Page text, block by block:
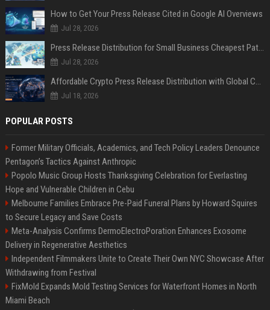
How to Get Your Press Release Cited in Google AI Overviews
Jul 28, 2026
Press Release Distribution for Small Business Cheapest Path to Real Coverage
Jul 28, 2026
Affordable Crypto Press Release Distribution with Global Coverage
Jul 18, 2026
POPULAR POSTS
Former Military Officials, Academics, and Tech Policy Leaders Denounce
Pentagon’s Tactics Against Anthropic
Popolo Music Group Hosts Thanksgiving Celebration for Everlasting
Hope and Vulnerable Children in Cebu
Melbourne Families Embrace Pre-Paid Funeral Plans by Howard Squires
to Secure Legacy and Save Costs
Meta-Analysis Confirms DermoElectroPoration Enhances Exosome
Delivery in Regenerative Aesthetics
Independent Filmmakers Unite to Create Their Own NYC Showcase After
Withdrawing from Festival
FixMold Expands Mold Testing Services for Waterfront Homes in North
Miami Beach